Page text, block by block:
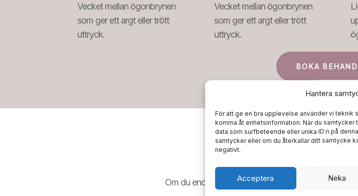
Hantera
För att ge en bra upplevelse använder vi teknik
komma åt enhetsinformation. När du samtycker
data som surfbeteende eller unika ID:n på
samtycker eller om du återkallar ditt samtycke
negativt.
Acceptera Neka
Vecket mellan ögonbrynen
som ger ett argt eller trött
uttryck.
Vecket mellan ögonbrynen
som ger ett argt eller trött
uttryck.
BOKA
Om du endast vill boka våra övriga